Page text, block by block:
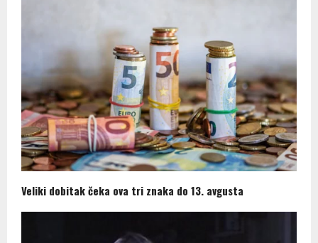
Veliki dobitak čeka ova tri znaka do 13. avgusta